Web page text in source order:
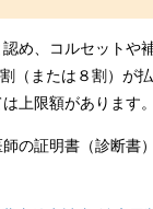
め、コルセットや
（または８割）が
上限額があります
の証明書（診断書